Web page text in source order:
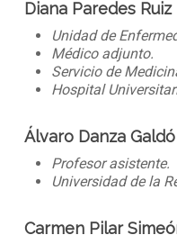
Diana Paredes Ruiz
Unidad de
Médico adjunto.
Servicio de
Hospital
Álvaro Danza Galdó
Profesor asistente.
Universidad de la
Carmen Pilar